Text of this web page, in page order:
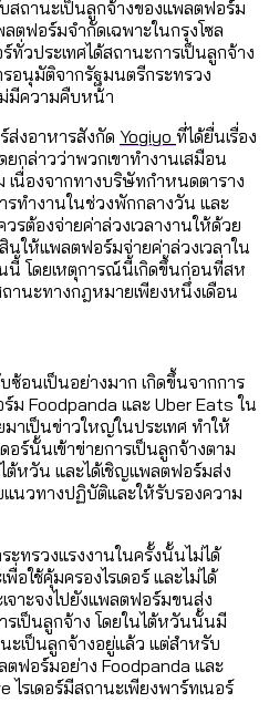
สถานะเป็นลูกจ้างของแพลตฟอร์ม
ตฟอร์มจำกัดเฉพาะในกรุงโซล
ทั่วประเทศได้สถานะการเป็นลูกจ้าง
อนุมัติจากรัฐมนตรีกระทรวง
มีความคืบหน้า
ส่งอาหารสังกัด Yogiyo ที่ได้ยื่นเรื่อง
ยกล่าวว่าพวกเขาทำงานเสมือน
นื่องจากทางบริษัทกำหนดตาราง
รทำงานในช่วงพักกลางวัน และ
ต้องจ่ายค่าล่วงเวลางานให้ด้วย
นให้แพลตฟอร์มจ่ายค่าล่วงเวลาใน
นี้ โดยเหตุการณ์นี้เกิดขึ้นก่อนที่สห
ถานะทางกฎหมายเพียงหนึ่งเดือน
ซ้อนเป็นอย่างมาก เกิดขึ้นจากการ
ม Foodpanda และ Uber Eats ใน
าเป็นข่าวใหญ่ในประเทศ ทำให้
อร์นั้นเข้าข่ายการเป็นลูกจ้างตาม
หวัน และได้เชิญแพลตฟอร์มส่ง
นวทางปฏิบัติและให้รับรองความ
ะทรวงแรงงานในครั้งนั้นไม่ได้
อใช้คุ้มครองไรเดอร์ และไม่ได้
จาะจงไปยังแพลตฟอร์มขนส่ง
รเป็นลูกจ้าง โดยในไต้หวันนั้นมี
ะเป็นลูกจ้างอยู่แล้ว แต่สำหรับ
ฟอร์มอย่าง Foodpanda และ
ไรเดอร์มีสถานะเพียงพาร์ทเนอร์